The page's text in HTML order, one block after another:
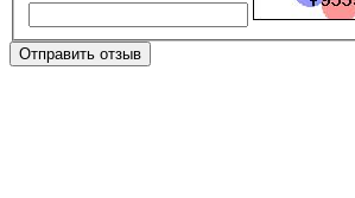
Отправить отзыв